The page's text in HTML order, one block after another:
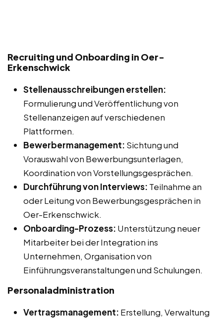
Recruiting und Onboarding in Oer-
Erkenschwick
Stellenausschreibungen erstellen:
Formulierung und Veröffentlichung von
Stellenanzeigen auf verschiedenen
Plattformen.
Bewerbermanagement: Sichtung und
Vorauswahl von Bewerbungsunterlagen,
Koordination von Vorstellungsgesprächen.
Durchführung von Interviews: Teilnahme an
oder Leitung von Bewerbungsgesprächen in
Oer-Erkenschwick.
Onboarding-Prozess: Unterstützung neuer
Mitarbeiter bei der Integration ins
Unternehmen, Organisation von
Einführungsveranstaltungen und Schulungen.
Personaladministration
Vertragsmanagement: Erstellung, Verwaltung